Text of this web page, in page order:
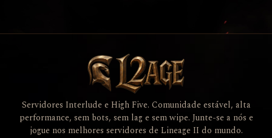
Servidores Interlude e High Five. Comunidade estável, alta
performance, sem bots, sem lag e sem wipe. Junte-se a nós e
jogue nos melhores servidores de Lineage II do mundo.